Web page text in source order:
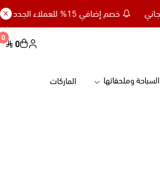
خصم إضافي 15% للعملاء الجدد كود NC15 - تسوق بقيمة 299 ريال وأحصل على توصيل مجاني
0 0
السباحة وملحقاتها
الماركات